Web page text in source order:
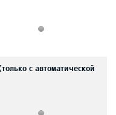
с автоматической